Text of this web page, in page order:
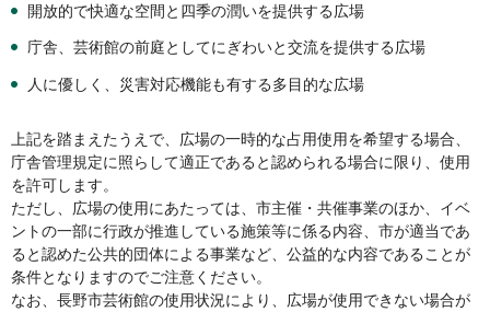
開放的で快適な空間と四季の潤いを提供する広場
庁舎、芸術館の前庭としてにぎわいと交流を提供する広場
人に優しく、災害対応機能も有する多目的な広場
上記を踏まえたうえで、広場の一時的な占用使用を希望する場合、
庁舎管理規定に照らして適正であると認められる場合に限り、使用
を許可します。
ただし、広場の使用にあたっては、市主催・共催事業のほか、イベ
ントの一部に行政が推進している施策等に係る内容、市が適当であ
ると認めた公共的団体による事業など、公益的な内容であることが
条件となりますのでご注意ください。
なお、長野市芸術館の使用状況により、広場が使用できない場合が